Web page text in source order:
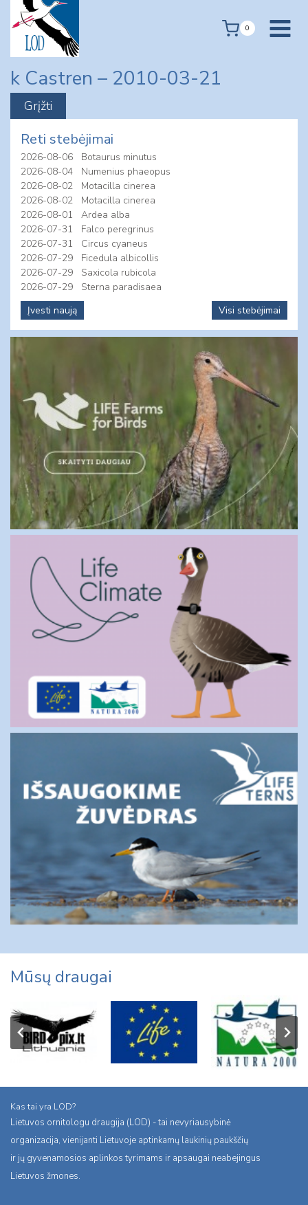
content
0
k Castren – 2010-03-21
Reti stebėjimai
2026-08-06
Botaurus minutus
2026-08-04
Numenius phaeopus
2026-08-02
Motacilla cinerea
2026-08-02
Motacilla cinerea
2026-08-01
Ardea alba
2026-07-31
Falco peregrinus
2026-07-31
Circus cyaneus
2026-07-29
Ficedula albicollis
2026-07-29
Saxicola rubicola
2026-07-29
Sterna paradisaea
Įvesti naują
Visi stebėjimai
Mūsų draugai
Kas tai yra LOD?
Lietuvos ornitologu draugija (LOD) - tai nevyriausybinė
organizacija, vienijanti Lietuvoje aptinkamų laukinių paukščių
ir jų gyvenamosios aplinkos tyrimams ir apsaugai neabejingus
Lietuvos žmones.